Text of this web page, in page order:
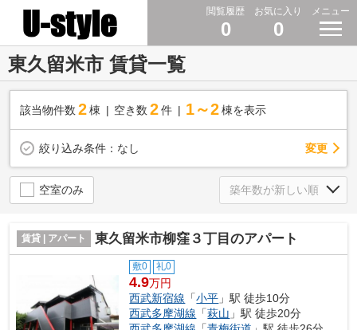
閲覧履歴
0
お気に入り
0
メニュー
東久留米市 賃貸一覧
該当物件数 2棟 空き数 2 件 1～2 棟を表示
絞り込み条件： なし 変更
空室のみ
賃貸 | アパート 東久留米市柳窪３丁目のアパート
敷0 礼0
4.9万円
西武新宿線 「小平 」駅 徒歩10分
西武多摩湖線 「萩山 」駅 徒歩20分